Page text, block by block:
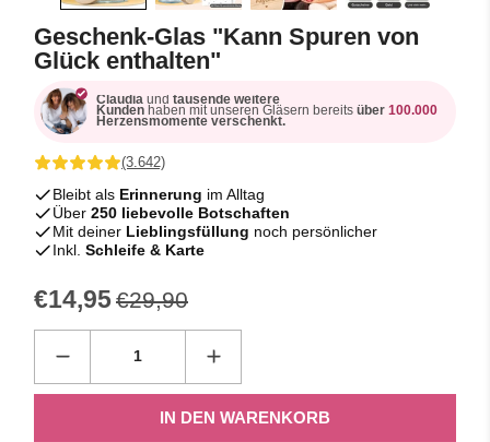
Geschenk-Glas "Kann Spuren von
Glück enthalten"
Claudia und tausende weitere
Kunden haben mit unseren Gläsern bereits über 100.000
Herzensmomente verschenkt.
(3.642)
Bleibt als Erinnerung im Alltag
Über 250 liebevolle Botschaften
Mit deiner Lieblingsfüllung noch persönlicher
Inkl. Schleife & Karte
€14,95€29,90
IN DEN WARENKORB